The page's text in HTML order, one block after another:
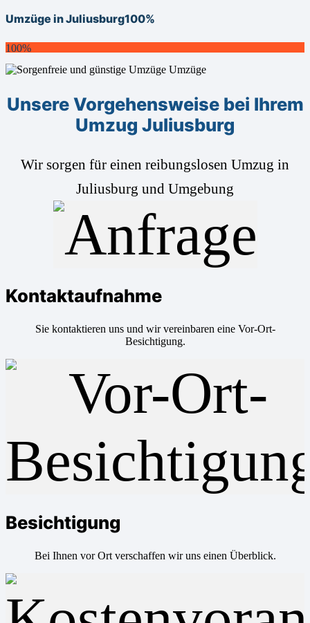
Umzüge in Juliusburg100%
100%
Unsere Vorgehensweise bei Ihrem
Umzug Juliusburg
Wir sorgen für einen reibungslosen Umzug in
Juliusburg und Umgebung
Kontaktaufnahme
Sie kontaktieren uns und wir vereinbaren eine Vor-Ort-
Besichtigung.
Besichtigung
Bei Ihnen vor Ort verschaffen wir uns einen Überblick.